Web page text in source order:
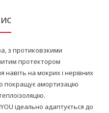
з протиковзкими
протектором
навіть на мокрих і нерівних
покращує амортизацію
ідеально адаптується до